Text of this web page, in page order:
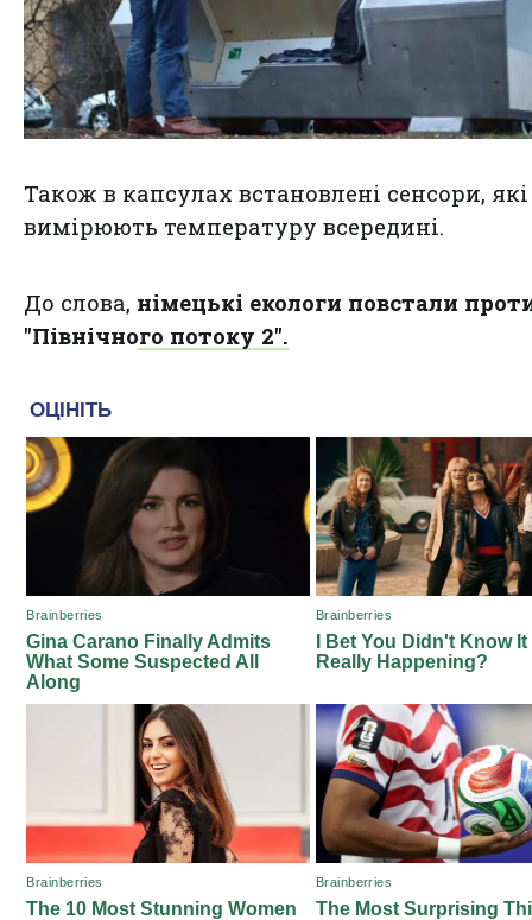
Також в капсулах встановлені сенсори, які
вимірюють температуру всередині.
До слова, німецькі екологи повстали
"Північного потоку 2".